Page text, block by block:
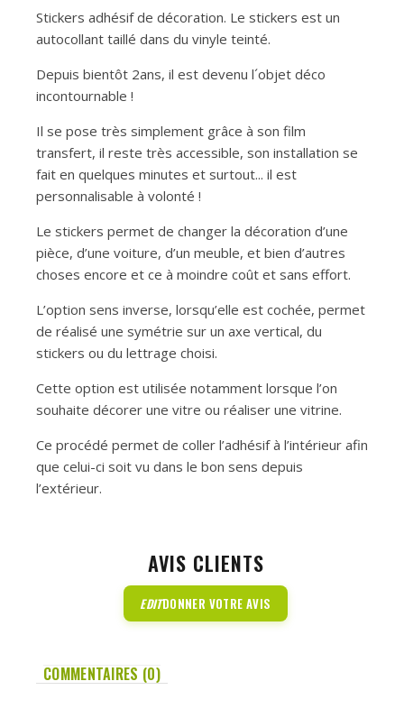
Stickers adhésif de décoration. Le stickers est un
autocollant taillé dans du vinyle teinté.
Depuis bientôt 2ans, il est devenu l´objet déco
incontournable !
Il se pose très simplement grâce à son film
transfert, il reste très accessible, son installation se
fait en quelques minutes et surtout... il est
personnalisable à volonté !
Le stickers permet de changer la décoration d’une
pièce, d’une voiture, d’un meuble, et bien d’autres
choses encore et ce à moindre coût et sans effort.
L’option sens inverse, lorsqu’elle est cochée, permet
de réalisé une symétrie sur un axe vertical, du
stickers ou du lettrage choisi.
Cette option est utilisée notamment lorsque l’on
souhaite décorer une vitre ou réaliser une vitrine.
Ce procédé permet de coller l’adhésif à l’intérieur afin
que celui-ci soit vu dans le bon sens depuis
l’extérieur.
AVIS CLIENTS
EDITDONNER VOTRE AVIS
COMMENTAIRES (0)